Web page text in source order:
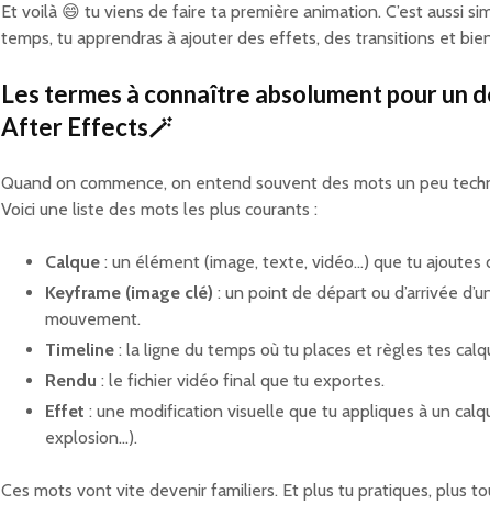
Et voilà 😄 tu viens de faire ta première animation. C’est aussi
temps, tu apprendras à ajouter des effets, des transitions et
Les termes à connaître absolument pour un
After Effects🪄
Quand on commence, on entend souvent des mots un peu
Voici une liste des mots les plus courants :
Calque : un élément (image, texte, vidéo…) que tu ajoutes
Keyframe (image clé) : un point de départ ou d’arrivée
mouvement.
Timeline : la ligne du temps où tu places et règles tes
Rendu : le fichier vidéo final que tu exportes.
Effet : une modification visuelle que tu appliques à un
explosion…).
Ces mots vont vite devenir familiers. Et plus tu pratiques, plus